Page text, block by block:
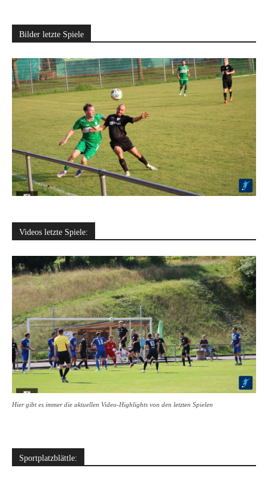
Bilder letzte Spiele
Videos letzte Spiele:
Hier gibt es immer die aktuellen Video-Highlights von den letzten Spielen
Sportplatzblättle: